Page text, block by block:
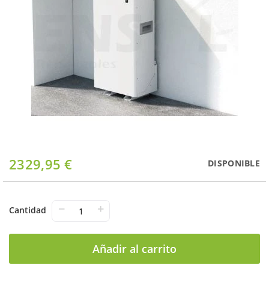
2329,95 € DISPONIBLE
Cantidad − +
Añadir al carrito
Saltar
al
comienzo
la